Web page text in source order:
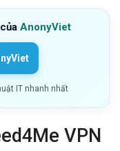
của AnonyViet
IT nhanh nhất
VPN